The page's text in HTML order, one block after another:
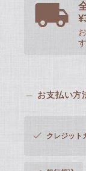
お支払い方
クレジット